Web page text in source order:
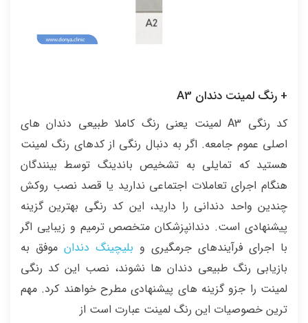
+ رنگ لمینت دندان A3
کد رنگی A3 لمینت یعنی رنگ کاملا طبیعی دندان های
اصلی عموم جامعه. اگر به دنبال رنگی از کدهای رنگ لمینت
هستید که تمایلی به تشخیص باندینگ توسط بینندگان
هنگام اجرای تعاملات اجتماعی ندارید یا قصد نصب روکش
چندین واحد دندانی را دارید، این کد رنگی بهترین گزینه
پیشنهادی است. دندانپزشکان متخصص ترمیم و زیبایی اگر
با اجرای فرآیندهای جرمگیری و بلیچینگ دندان موفق به
بازیابی رنگ طبیعی دندان ها نشوند، نصب این کد رنگی
لمینت را جزو گزینه های پیشنهادی مطرح خواهند کرد. مهم
ترین خصوصیات این رنگ لمینت عبارت است از